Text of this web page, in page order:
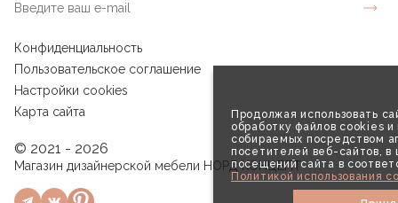
Продолжая использовать
обработку файлов cookies и
собираемых посредством
посетителей веб-сайтов, в
посещений сайта в
Политикой использования
Конфиденциальность
Пользовательское соглашение
Настройки cookies
Карта сайта
© 2021 - 2026
Магазин дизайнерской мебели НОРД КОНЦЕПТ